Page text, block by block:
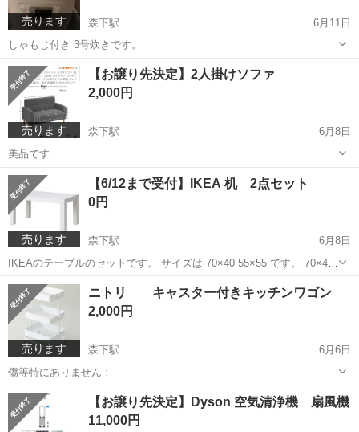
売ります 森下駅
6月11日
しゃもじ付き 3号炊きです。
愛知 名古屋市 森下駅 キッチン家電
売ります
【お譲り先決定】2人掛けソファ
2,000円
森下駅
6月8日
美品です
愛知 名古屋市 森下駅 ソファ
売ります
【6/12まで受付】IKEA 机 2点セット
0円
森下駅
6月8日
IKEAのテーブルのセットです。 サイズは 70×40 55×55 です。 70×40
のほうが少し傷がありますので写真でご確認ください
愛知 名古屋市 森下駅 テーブル IKEA
売ります
ニトリ キャスター付きキッチンワゴン
2,000円
森下駅
6月6日
傷等特にありません！
愛知 名古屋市 森下駅 収納家具 ワゴン
【お譲り先決定】Dyson 空気清浄機 扇風機
11,000円